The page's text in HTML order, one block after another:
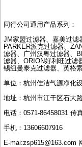
同行公司通用产品系列：
JM家盟过滤器、嘉美过滤
PARKER派克过滤器、
滤器、广州汉粤过滤器、
滤器、 ORION好利旺过滤
锡纽曼泰克过滤器、英格
单位：杭州佳洁气源净化
地址：杭州市江干区石大
电话： 0571-86458031 传
手机： 13606607916
E-mai:zsp615@163.com